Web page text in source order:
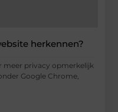
herkennen?
meer privacy opmerkelijk
Google Chrome,